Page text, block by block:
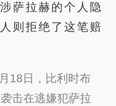
萨拉赫的个人隐
则拒绝了这笔赔
18日，比利时布
击在逃嫌犯萨拉